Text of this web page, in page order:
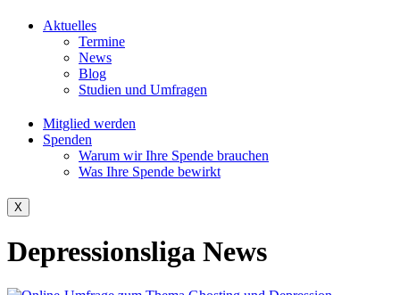
Aktuelles
Termine
News
Blog
Studien und Umfragen
Mitglied werden
Spenden
Warum wir Ihre Spende brauchen
Was Ihre Spende bewirkt
X
Depressionsliga News